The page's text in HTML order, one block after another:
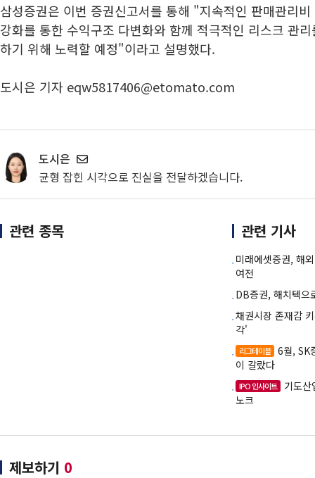
삼성증권은 이번 증권신고서를 통해 "지속적인 판매관리
강화를 통한 수익구조 다변화와 함께 적극적인 리스크 관
하기 위해 노력할 예정"이라고 설명했다.
도시은 기자 eqw5817406@etomato.com
도시은
균형 잡힌 시각으로 진실을 전달하겠습니다.
관련 종목 관련 기사
미래에셋증권, 해
여전
DB증권, 해치텍
채권시장 존재감
각'
리그테이블
6월, SK
이 갈랐다
IPO 인사이트
기도
노크
제보하기 0